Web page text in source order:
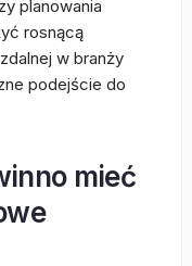
planowania
rosnącą
w branży
podejście do
mieć